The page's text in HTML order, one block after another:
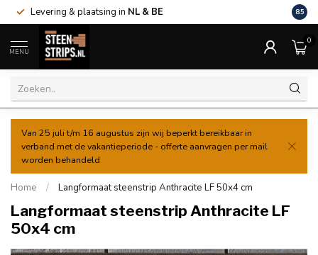
Levering & plaatsing in NL & BE Al
8.5
MENU
0
Van 25 juli t/m 16 augustus zijn wij beperkt bereikbaar in
verband met de vakantieperiode - offerte aanvragen per mail
worden behandeld
Home / Langformaat steenstrip Anthracite LF 50x4 cm
Langformaat steenstrip Anthracite LF
50x4 cm